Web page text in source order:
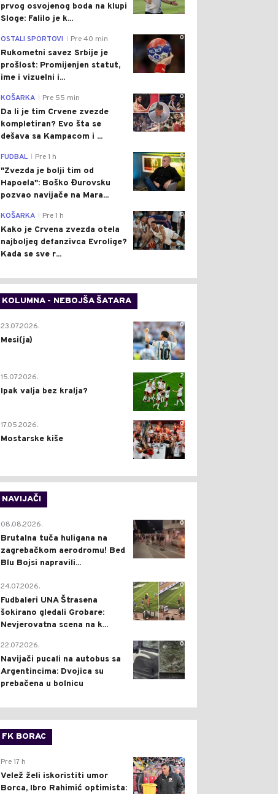
prvog osvojenog boda na klupi
Sloge: Falilo je k...
0
OSTALI SPORTOVI Pre 40 min
Rukometni savez Srbije je
prošlost: Promijenjen statut,
ime i vizuelni i...
0
KOŠARKA Pre 55 min
Da li je tim Crvene zvezde
kompletiran? Evo šta se
dešava sa Kampacom i ...
0
FUDBAL Pre 1 h
"Zvezda je bolji tim od
Hapoela": Boško Đurovsku
pozvao navijače na Mara...
0
KOŠARKA Pre 1 h
Kako je Crvena zvezda otela
najboljeg defanzivca Evrolige?
Kada se sve r...
KOLUMNA - NEBOJŠA ŠATARA
0
23.07.2026.
Mesi(ja)
2
15.07.2026.
Ipak valja bez kralja?
0
17.05.2026.
Mostarske kiše
NAVIJAČI
0
08.08.2026.
Brutalna tuča huligana na
zagrebačkom aerodromu! Bed
Blu Bojsi napravili...
0
24.07.2026.
Fudbaleri UNA Štrasena
šokirano gledali Grobare:
Nevjerovatna scena na k...
0
22.07.2026.
Navijači pucali na autobus sa
Argentincima: Dvojica su
prebačena u bolnicu
FK BORAC
0
Pre 17 h
Velež želi iskoristiti umor
Borca, Ibro Rahimić optimista: